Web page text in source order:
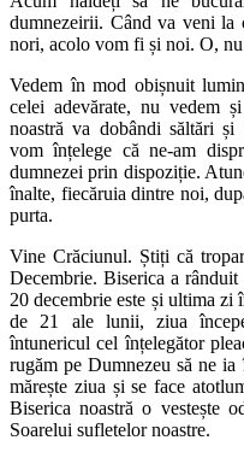
dumnezeirii. Când va veni la
nori, acolo vom fi și noi. O,
Vedem în mod obișnuit
celei adevărate, nu vedem
noastră va dobândi săltări
vom înțelege că ne-am
dumnezei prin dispoziție.
înalte, fiecăruia dintre noi,
purta.
Vine Crăciunul. Știți că
Decembrie. Biserica a
20 decembrie este și ultima zi
de 21 ale lunii, ziua
întunericul cel înțelegător
rugăm pe Dumnezeu să ne
mărește ziua și se face
Biserica noastră o vestește
Soarelui sufletelor noastre.